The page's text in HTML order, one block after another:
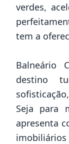
verdes,
tem a
Balneário
destino
Seja para
apresenta